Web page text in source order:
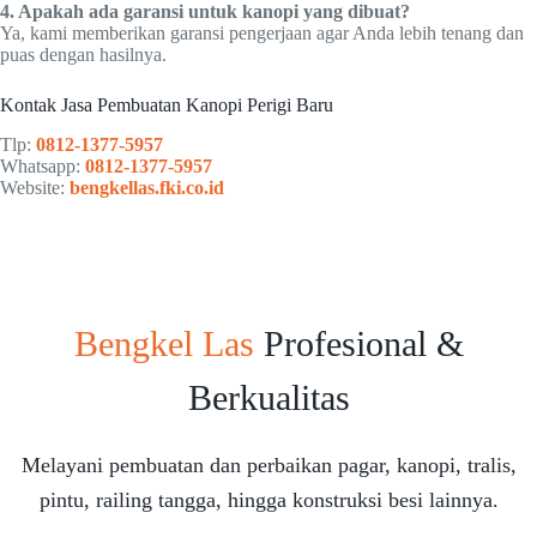
4. Apakah ada garansi untuk kanopi yang dibuat?
Ya, kami memberikan garansi pengerjaan agar Anda lebih tenang dan
puas dengan hasilnya.
Kontak Jasa Pembuatan Kanopi Perigi Baru
Tlp: 0812-1377-5957
Whatsapp: 0812-1377-5957
Website: bengkellas.fki.co.id
Bengkel Las Profesional &
Berkualitas
Melayani pembuatan dan perbaikan pagar, kanopi, tralis,
pintu, railing tangga, hingga konstruksi besi lainnya.